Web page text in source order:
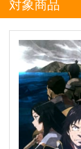
対象商品